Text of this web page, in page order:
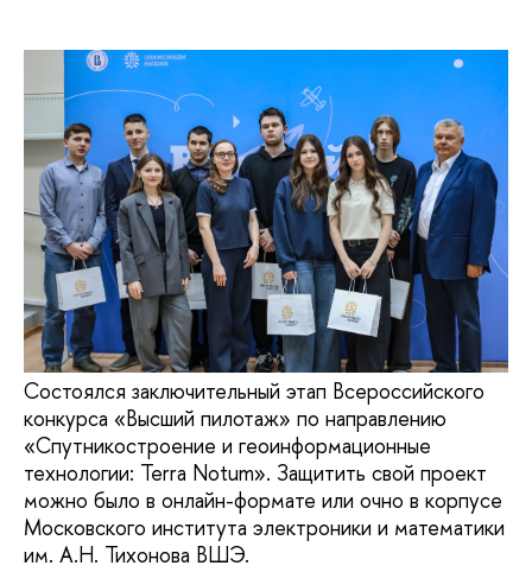
Состоялся заключительный этап Всероссийского
конкурса «Высший пилотаж» по направлению
«Спутникостроение и геоинформационные
технологии: Terra Notum». Защитить свой проект
можно было в онлайн-формате или очно в корпусе
Московского института электроники и математики
им. А.Н. Тихонова ВШЭ.